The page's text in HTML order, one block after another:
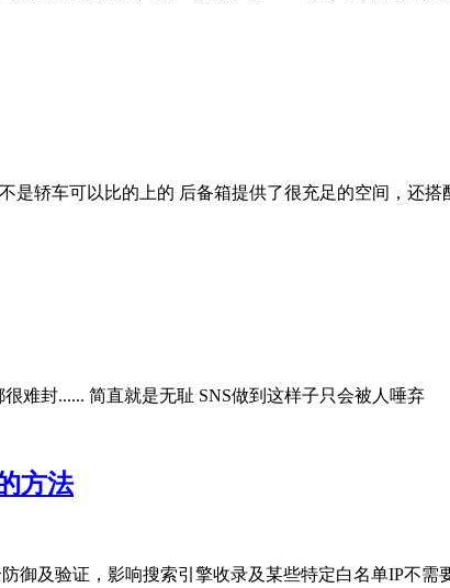
是轿车可以比的上的 后备箱提供了很充足的空间，还
难封...... 简直就是无耻 SNS做到这样子只会被人唾弃
方法
御及验证，影响搜索引擎收录及某些特定白名单IP不